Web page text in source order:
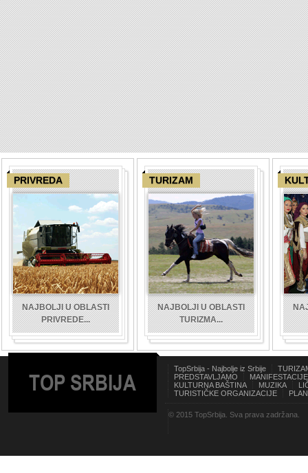
PRIVREDA
NAJBOLJI U OBLASTI
PRIVREDE...
TURIZAM
NAJBOLJI U OBLASTI
TURIZMA...
TOP SRBIJA
TopSrbija - Najbolje iz Srbije
PREDSTAVLJAMO
MANIFESTACIJE
KULTURNA BAŠTINA
MUZIKA
TURISTIČKE ORGANIZACIJE
© 2015 TopSrbija. Sva prava zadržana.